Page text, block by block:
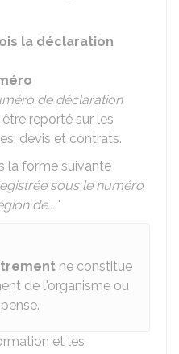
la déclaration
de déclaration
reporté sur les
devis et contrats.
la forme suivante
sous le numéro
de... "
ne constitue
de l'organisme ou
et les